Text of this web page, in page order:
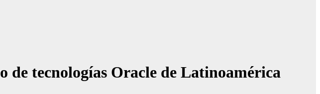
de tecnologías Oracle de Latinoamérica